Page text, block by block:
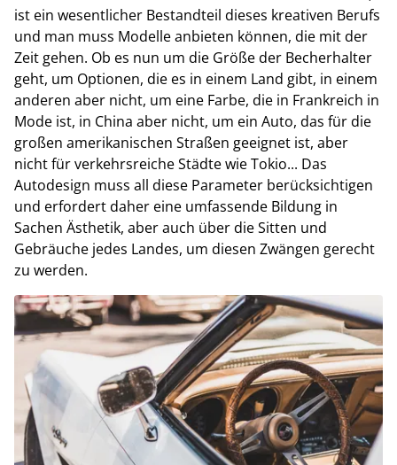
ist ein wesentlicher Bestandteil dieses kreativen Berufs
und man muss Modelle anbieten können, die mit der
Zeit gehen. Ob es nun um die Größe der Becherhalter
geht, um Optionen, die es in einem Land gibt, in einem
anderen aber nicht, um eine Farbe, die in Frankreich in
Mode ist, in China aber nicht, um ein Auto, das für die
großen amerikanischen Straßen geeignet ist, aber
nicht für verkehrsreiche Städte wie Tokio... Das
Autodesign muss all diese Parameter berücksichtigen
und erfordert daher eine umfassende Bildung in
Sachen Ästhetik, aber auch über die Sitten und
Gebräuche jedes Landes, um diesen Zwängen gerecht
zu werden.